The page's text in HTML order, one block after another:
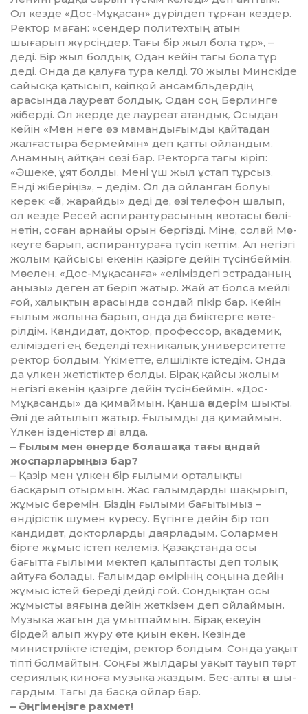
Ол кезде «Дос-Мұқасан» дүрілдеп тұрған кездер.
Ректор маған: «сендер политехтың атын
шығарып жүрсіңдер. Тағы бір жыл бола тұр», –
деді. Бір жыл болдық. Одан кейін тағы бола тұр
деді. Онда да қалуға ту­ра келді. 70 жылы Минскіде
сайыс­қа қатысып, кәсіп­қой ан­самбльдердің
арасында лауреат болдық. Одан соң Берлинге
жіберді. Ол жерде де лауреат атандық. Осыдан
кейін «Мен неге өз маман­ды­ғымды қайтадан
жал­ғастыра бер­мей­мін» деп қатты ойландым.
Анам­ның айтқан сөзі бар. Рек­торға тағы кіріп:
«Әшеке, ұят болды. Мені үш жыл ұстап тұрсыз.
Енді жіберіңіз», – дедім. Ол да ойланған болуы
керек: «әй, жарайды» деді де, өзі телефон шалып,
ол кезде Ресей ас­пирантурасының квотасы бө­лі­
не­тін, соған арнайы орын бергізді. Мі­не, солай Мәс­
кеуге барып, аспи­ран­тураға түсіп кеттім. Ал негізгі
жо­лым қайсысы екенін қазірге дейін түсінбеймін.
Мәселен, «Дос-Мұқасанға» «елі­міздегі эстраданың
аңызы» деген ат беріп жатыр. Жай ат болса мейлі
ғой, халықтың арасында сондай пікір бар. Кейін
ғы­лым жолына барып, онда да биік­терге көте­
рілдім. Кандидат, доктор, профессор, академик,
еліміздегі ең беделді техникалық университетте
ректор болдым. Үкіметте, елшілікте істедім. Онда
да үлкен жетістіктер болды. Бірақ қайсы жолым
негізгі екенін қазірге дейін түсінбеймін. «Дос-
Мұқасанды» да қимаймын. Қан­ша әндерім шықты.
Әлі де ай­ты­­лып жатыр. Ғылымды да қи­май­­мын.
Үлкен ізденістер әлі ал­да.
– Ғылым мен өнерде болашақта тағы қандай
жоспарларыңыз бар?
– Қазір мен үлкен бір ғылыми орталықты
басқарып отырмын. Жас ғалымдарды шақырып,
жұмыс беремін. Біздің ғылыми бағытымыз –
өндірістік шумен күресу. Бүгінге дейін бір топ
кандидат, докторларды даярладым. Солармен
бірге жұмыс істеп келеміз. Қазақстанда осы
бағытта ғылыми мектеп қа­лып­тасты деп толық
айтуға болады. Ғалымдар өмірінің соңына дейін
жұмыс істей береді дейді ғой. Сондықтан осы
жұмысты аяғына дейін жеткізем деп ойлаймын.
Му­зыка жағын да ұмытпаймын. Бірақ екеуін
бірдей алып жүру өте қиын екен. Кезінде
министрлікте істе­дім, ректор болдым. Сонда уақыт
тіпті болмайтын. Соңғы жылдары уа­қыт тауып төрт
сериялық киноға му­зыка жаздым. Бес-алты ән шы­
ғардым. Тағы да басқа ойлар бар.
– Әңгімеңізге рахмет!